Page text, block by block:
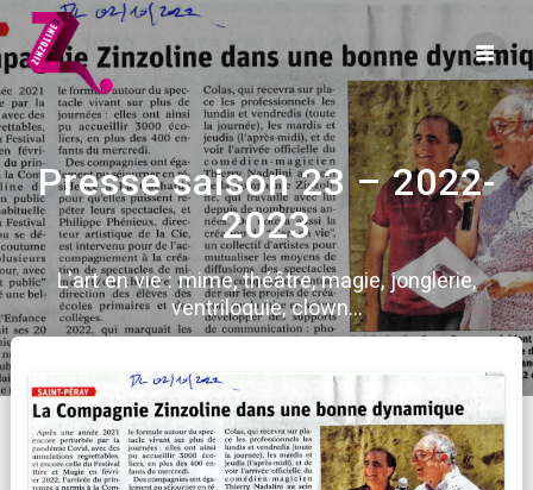
content
Presse saison 23 – 2022-
2023
L'art en vie : mime, théâtre, magie, jonglerie,
ventriloquie, clown...